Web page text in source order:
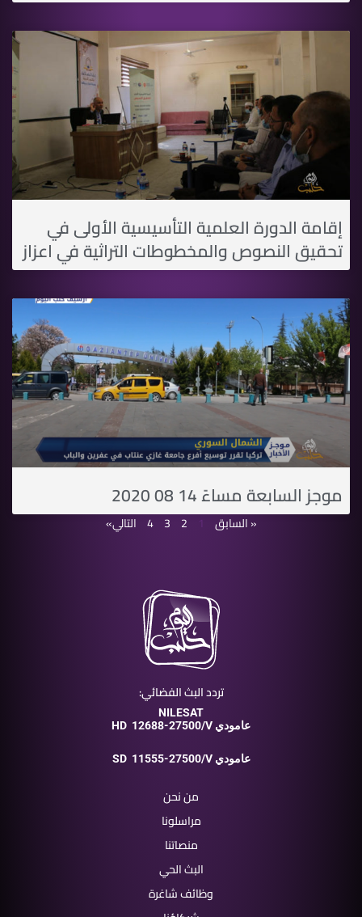
إقامة الدورة العلمية التأسيسية الأولى في
تحقيق النصوص والمخطوطات التراثية في اعزاز
موجز السابعة مساءً 14 08 2020
« السابق 1
2
3
4 التالي»
تردد البث الفضائي:
NILESAT
HD
12688-27500/V عامودي
SD 11555-27500/V عامودي
من نحن
مراسلونا
منصاتنا
البث الحي
وظائف شاغرة